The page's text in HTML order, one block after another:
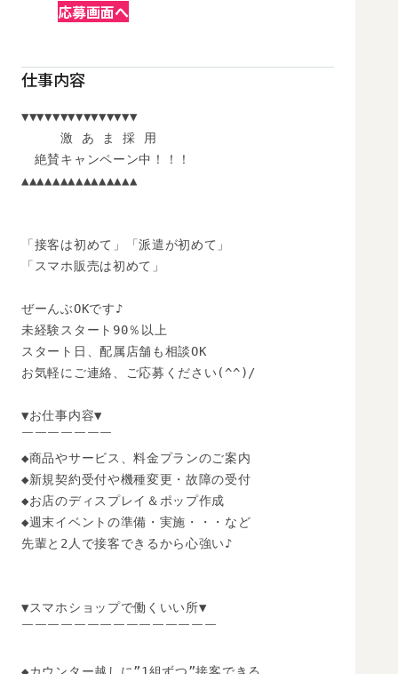
応募画面へ
仕事内容
▼▼▼▼▼▼▼▼▼▼▼▼▼▼▼
激 あ ま 採 用
絶賛キャンペーン中！！！
▲▲▲▲▲▲▲▲▲▲▲▲▲▲▲
「接客は初めて」「派遣が初めて」
「スマホ販売は初めて」
ぜーんぶOKです♪
未経験スタート90％以上
スタート日、配属店舗も相談OK
お気軽にご連絡、ご応募ください(^^)/
▼お仕事内容▼
￣￣￣￣￣￣￣
◆商品やサービス、料金プランのご案内
◆新規契約受付や機種変更・故障の受付
◆お店のディスプレイ＆ポップ作成
◆週末イベントの準備・実施・・・など
先輩と2人で接客できるから心強い♪
▼スマホショップで働くいい所▼
￣￣￣￣￣￣￣￣￣￣￣￣￣￣￣